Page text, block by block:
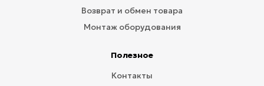
Возврат и обмен товара
Монтаж оборудования
Полезное
Контакты